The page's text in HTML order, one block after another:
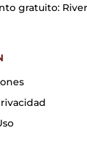
gratuito: